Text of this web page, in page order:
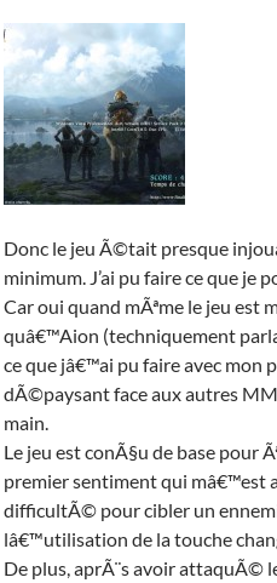
Donc le jeu Ã©tait presque
minimum. J’ai pu faire ce que je
Car oui quand mÃªme le jeu est
quâ€™Aion (techniquement
ce que jâ€™ai pu faire avec mon
dÃ©paysant face aux autres
main.
Le jeu est conÃ§u de base pour
premier sentiment qui mâ€™est
difficultÃ© pour cibler un
lâ€™utilisation de la touche
De plus, aprÃ¨s avoir attaquÃ©